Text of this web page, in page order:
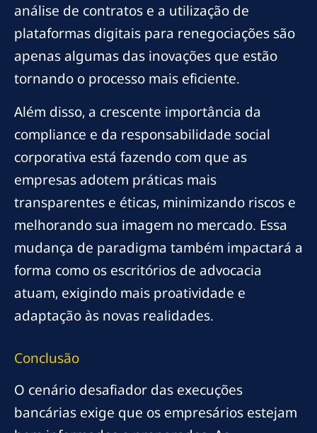
análise de contratos e a utilização de
plataformas digitais para renegociações são
apenas algumas das inovações que estão
tornando o processo mais eficiente.
Além disso, a crescente importância da
compliance e da responsabilidade social
corporativa está fazendo com que as
empresas adotem práticas mais
transparentes e éticas, minimizando riscos e
melhorando sua imagem no mercado. Essa
mudança de paradigma também impactará a
forma como os escritórios de advocacia
atuam, exigindo mais proatividade e
adaptação às novas realidades.
Conclusão
O cenário desafiador das execuções
bancárias exige que os empresários estejam